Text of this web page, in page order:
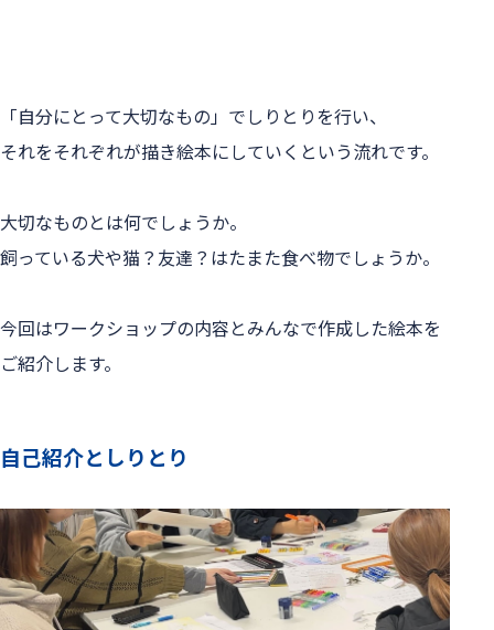
「自分にとって大切なもの」でしりとりを行い、
それをそれぞれが描き絵本にしていくという流れです。
大切なものとは何でしょうか。
飼っている犬や猫？友達？はたまた食べ物でしょうか。
今回はワークショップの内容とみんなで作成した絵本を
ご紹介します。
自己紹介としりとり